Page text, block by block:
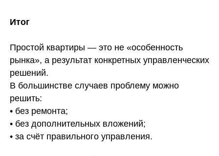
Итог
Простой квартиры — это не «особенность
рынка», а результат конкретных управленческих
решений.
В большинстве случаев проблему можно
решить:
• без ремонта;
• без дополнительных вложений;
• за счёт правильного управления.